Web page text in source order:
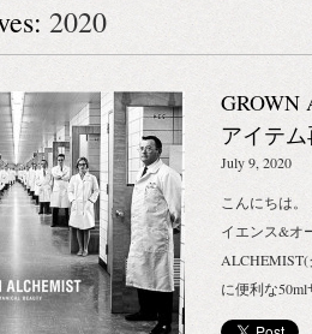
2020
GROWN
アイテ
知らせ
July 9, 2020
こんにちは
イエンス&オ
に便利な
となったハ